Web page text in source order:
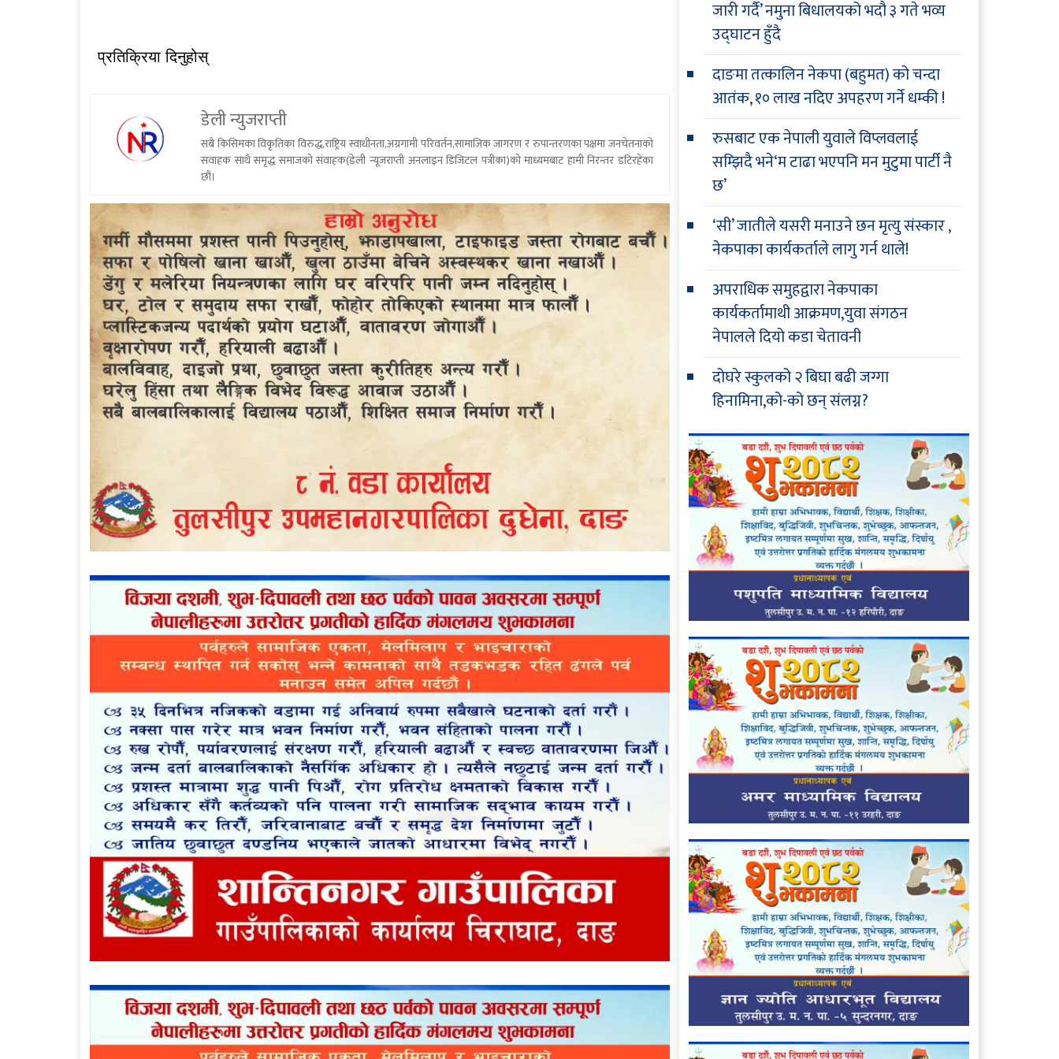
प्रतिक्रिया दिनुहोस्
डेली न्युजराप्ती
सबै किसिमका विकृतिका विरुद्ध,राष्ट्रिय स्वाधीनता,अग्रगामी परिवर्तन,सामाजिक जागरण र रुपान्तरणका पक्षमा जनचेतनाको
संवाहक साथै समृद्ध समाजको संवाहक(डेली न्यूजराप्ती अनलाइन डिजिटल पत्रीका)को माध्यमबाट हामी निरन्तर डटिरहेका
छौं।
जारी गर्दै’ नमुना बिधालयको भदौ ३ गते भव्य
उद्घाटन हुँदै
दाङमा तत्कालिन नेकपा (बहुमत) को चन्दा
आतंक, १० लाख नदिए अपहरण गर्ने धम्की !
रुसबाट एक नेपाली युवाले विप्लवलाई
सम्झिदै भने‘म टाढा भएपनि मन मुटुमा पार्टी नै
छ’
‘सी’ जातीले यसरी मनाउने छन मृत्यु संस्कार ,
नेकपाका कार्यकर्ताले लागु गर्न थाले!
अपराधिक समुहद्वारा नेकपाका
कार्यकर्तामाथी आक्रमण,युवा संगठन
नेपालले दियो कडा चेतावनी
दोघरे स्कुलको २ बिघा बढी जग्गा
हिनामिना,को-को छन् संलग्न?